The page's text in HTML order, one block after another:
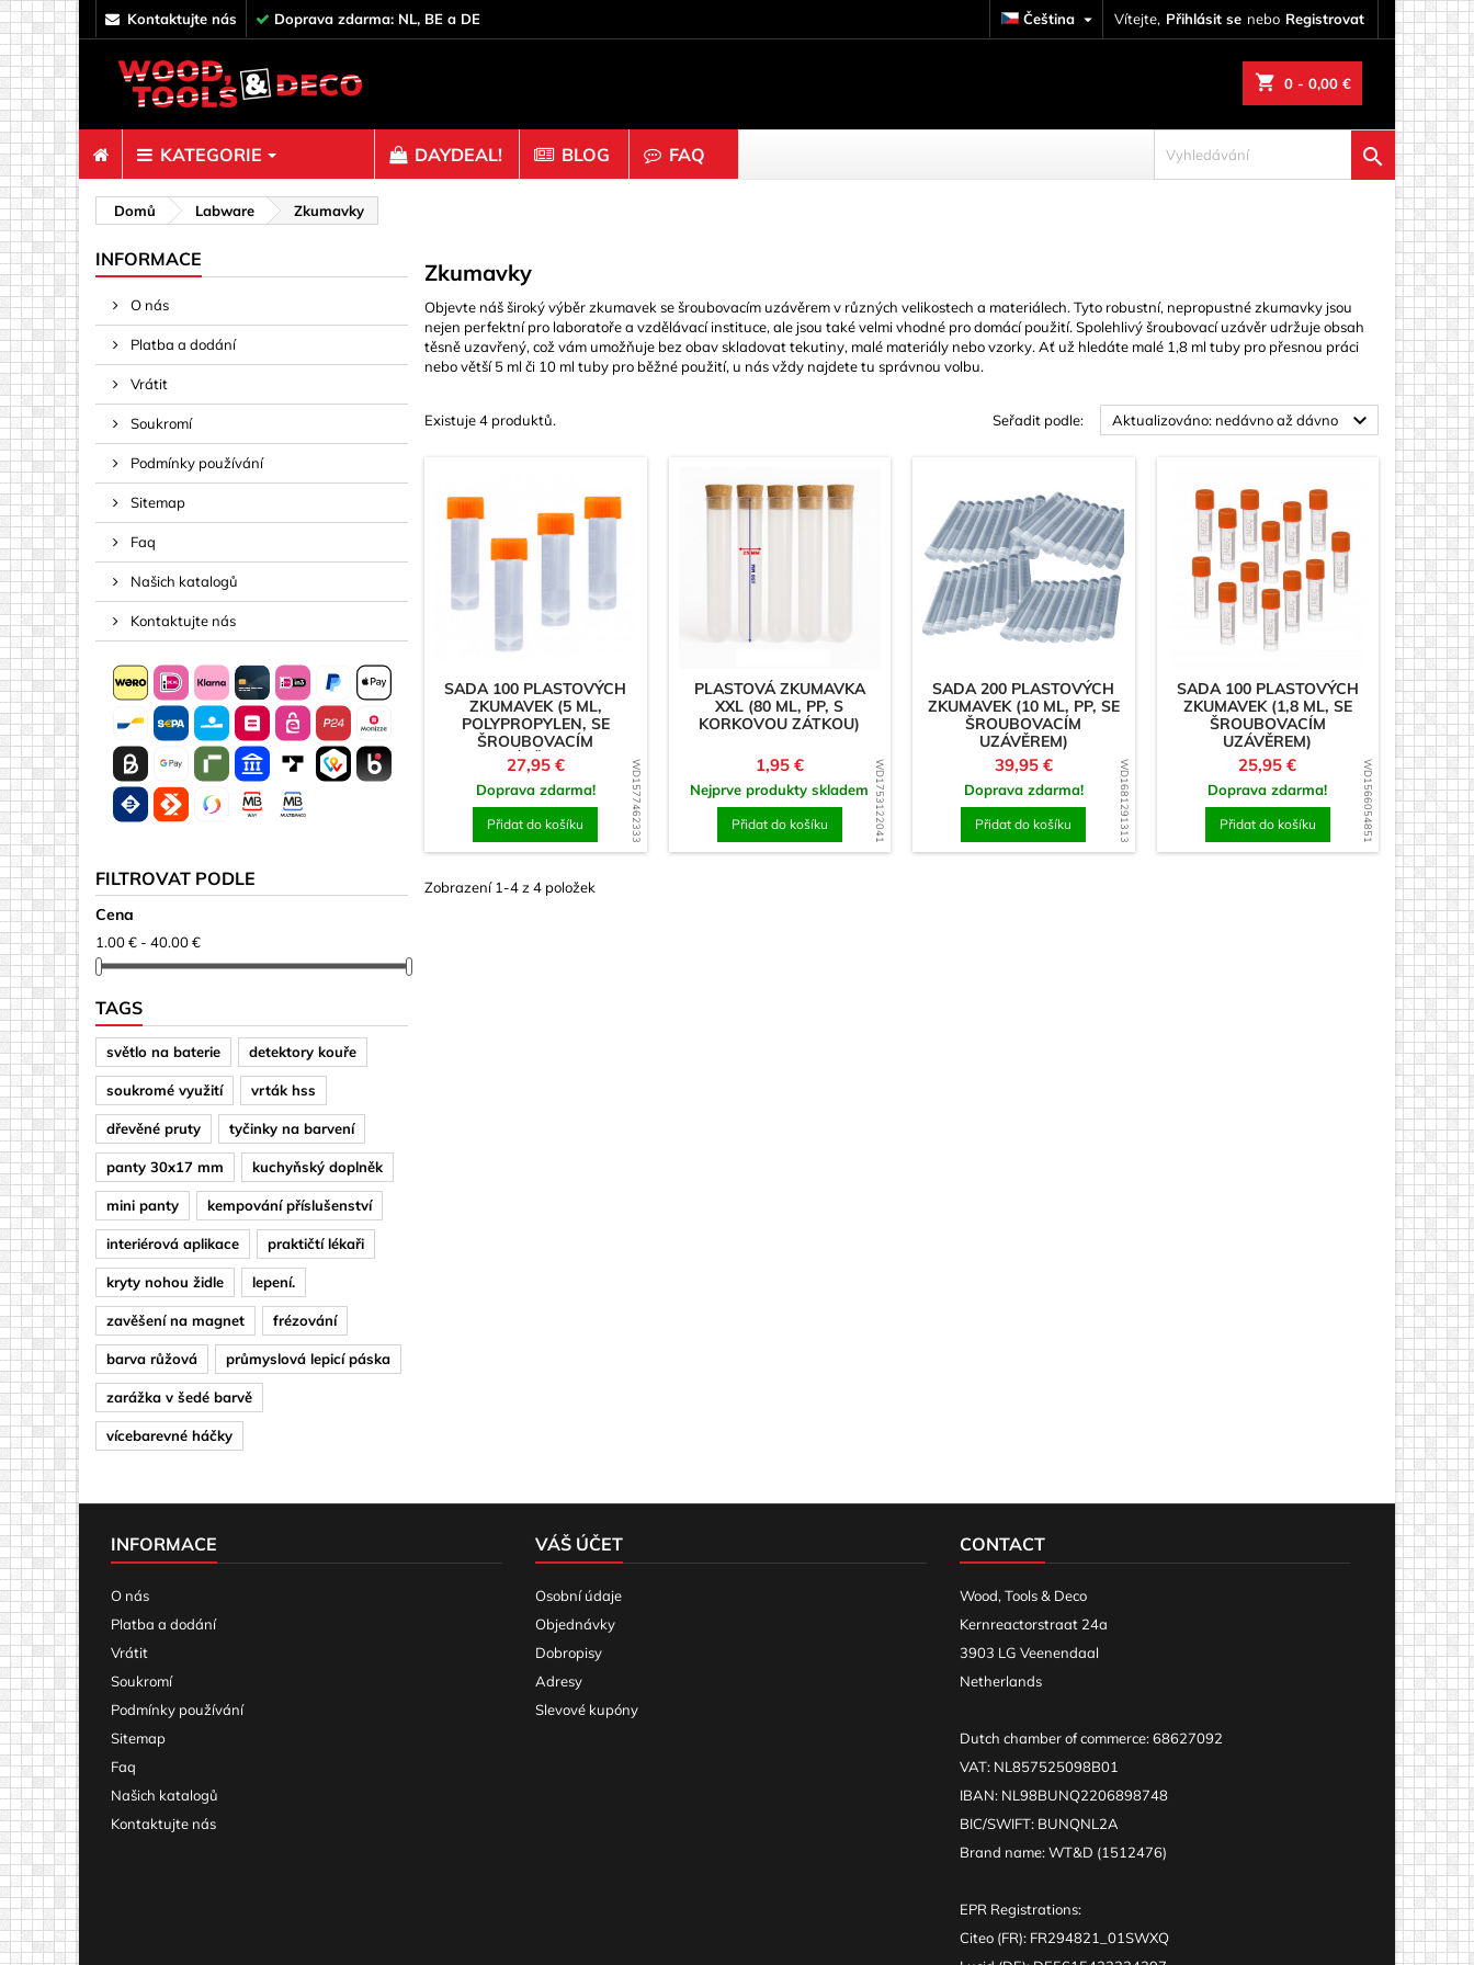
kontaktujte nás Doprava zdarma: NL, BE a DE Vítejte, Přihlásit se nebo Registrovat
Čeština 
shopping_cart 0 - 0,00 €
KATEGORIE
Dekorace
Háčky, oči a prsteny
Hřebíky
Peří a zátky
Rozpěrky
Svorky, Pojiva & Síťovina
Disky
Hemisféry
Kuličky & Korálky
Ornamenty & Dřevořezby
Špendlíky na prádlo
Woodyho dětská krabička
Akryl (plast)
Čtverce
Písmena & Znaky
Plošný materiál 3 mm
Čtverec/Obdélník
Magnetické háčky
Válec/kotouč
DAYDEAL! BLOG FAQ 
Domů Labware Zkumavky
INFORMACE
O nás
Platba a dodání
Vrátit
Soukromí
Podmínky používání
Sitemap
Faq
Našich katalogů
Kontaktujte nás
FILTROVAT PODLE
Cena
1.00 € - 40.00 €
TAGS
světlo na baterie detektory kouře
soukromé využití vrták hss
dřevěné pruty tyčinky na barvení
panty 30x17 mm kuchyňský doplněk
mini panty kempování příslušenství
interiérová aplikace praktičtí lékaři
kryty nohou židle lepení.
zavěšení na magnet frézování
barva růžová průmyslová lepicí páska
zarážka v šedé barvě
vícebarevné háčky
Zkumavky
Objevte náš široký výběr zkumavek se šroubovacím uzávěrem v různých velikostech a materiálech. Tyto robustní, nepropustné zkumavky jsou
nejen perfektní pro laboratoře a vzdělávací instituce, ale jsou také velmi vhodné pro domácí použití. Spolehlivý šroubovací uzávěr udržuje obsah
těsně uzavřený, což vám umožňuje bez obav skladovat tekutiny, malé materiály nebo vzorky. Ať už hledáte malé 1,8 ml tuby pro přesnou práci
nebo větší 5 ml či 10 ml tuby pro běžné použití, u nás vždy najdete tu správnou volbu.
Existuje 4 produktů. Seřadit podle: Aktualizováno: nedávno až dávno 
WD1577462333
SADA 100 PLASTOVÝCH
ZKUMAVEK (5 ML,
POLYPROPYLEN, SE
ŠROUBOVACÍM
UZÁVĚREM)
Cena
27,95 €
Doprava zdarma!
Přidat do košíku WD1753122041
PLASTOVÁ ZKUMAVKA
XXL (80 ML, PP, S
KORKOVOU ZÁTKOU)
Cena
1,95 €
Nejprve produkty skladem
Přidat do košíku WD1681291313
SADA 200 PLASTOVÝCH
ZKUMAVEK (10 ML, PP, SE
ŠROUBOVACÍM
UZÁVĚREM)
Cena
39,95 €
Doprava zdarma!
Přidat do košíku WD1566054851
SADA 100 PLASTOVÝCH
ZKUMAVEK (1,8 ML, SE
ŠROUBOVACÍM
UZÁVĚREM)
Cena
25,95 €
Doprava zdarma!
Přidat do košíku
Zobrazení 1-4 z 4 položek
INFORMACE
O nás
Platba a dodání
Vrátit
Soukromí
Podmínky používání
Sitemap
Faq
Našich katalogů
Kontaktujte nás
VÁŠ ÚČET
Osobní údaje
Objednávky
Dobropisy
Adresy
Slevové kupóny
CONTACT
Wood, Tools & Deco
Kernreactorstraat 24a
3903 LG Veenendaal
Netherlands
Dutch chamber of commerce: 68627092
VAT: NL857525098B01
IBAN: NL98BUNQ2206898748
BIC/SWIFT: BUNQNL2A
Brand name: WT&D (1512476)
EPR Registrations:
Citeo (FR): FR294821_01SWXQ